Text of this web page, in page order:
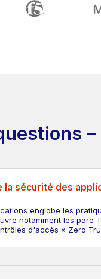
la sécurité des
englobe les
notamment les
d'accès « Zero